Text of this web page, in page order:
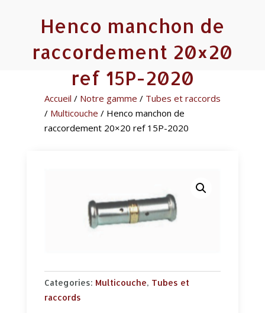
Henco manchon de
raccordement 20×20
ref 15P-2020
Accueil / Notre gamme / Tubes et raccords
/ Multicouche / Henco manchon de
raccordement 20×20 ref 15P-2020
Categories: Multicouche, Tubes et
raccords